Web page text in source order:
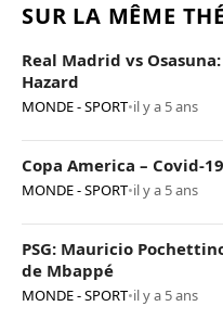
SUR LA MÊME
Real Madrid vs
Hazard
MONDE - SPORT•il y a 5 ans
Copa America – Covid-
MONDE - SPORT•il y a 5 ans
PSG: Mauricio
de Mbappé
MONDE - SPORT•il y a 5 ans